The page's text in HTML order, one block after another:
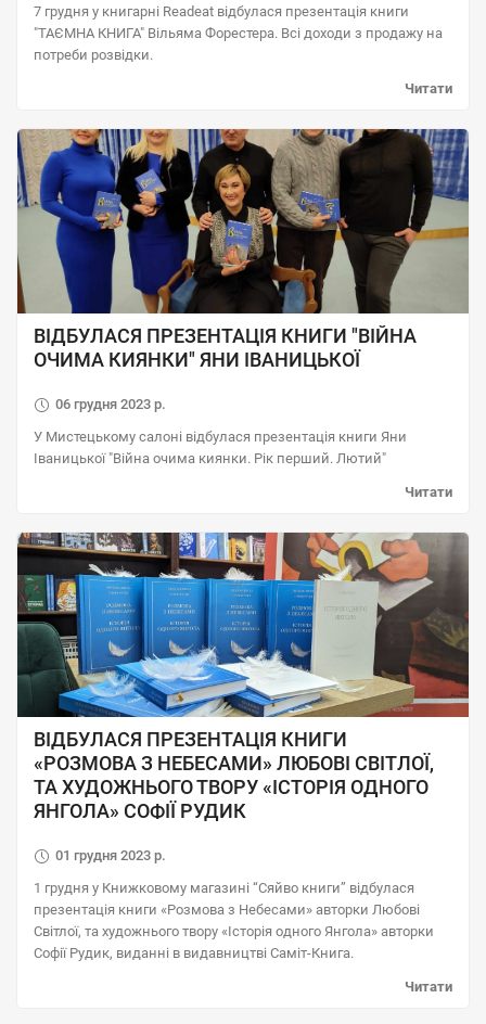
7 грудня у книгарні Readeat відбулася презентація книги
"ТАЄМНА КНИГА" Вільяма Форестера. Всі доходи з продажу на
потреби розвідки.
Читати
ВІДБУЛАСЯ ПРЕЗЕНТАЦІЯ КНИГИ "ВІЙНА
ОЧИМА КИЯНКИ" ЯНИ ІВАНИЦЬКОЇ
06 грудня 2023 р.
У Мистецькому салоні відбулася презентація книги Яни
Іваницької "Війна очима киянки. Рік перший. Лютий"
Читати
ВІДБУЛАСЯ ПРЕЗЕНТАЦІЯ КНИГИ
«РОЗМОВА З НЕБЕСАМИ» ЛЮБОВI СВІТЛОЇ,
ТА ХУДОЖНЬОГО ТВОРУ «ІСТОРІЯ ОДНОГО
ЯНГОЛА» СОФІЇ РУДИК
01 грудня 2023 р.
1 грудня у Книжковому магазині “Сяйво книги” відбулася
презентація книги «Розмова з Небесами» авторки Любовi
Світлої, та художнього твору «Історія одного Янгола» авторки
Софії Рудик, виданні в видавництвi Саміт-Книга.
Читати